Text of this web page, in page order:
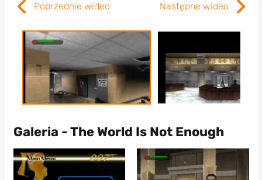
Poprzednie wideo Następne wideo
Galeria - The World Is Not Enough